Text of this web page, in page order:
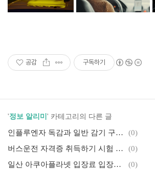
공감 구독하기
'정보 알리미 ' 카테고리의 다른 글
인플루엔자 독감과 일반 감기 구분하기
(0)
버스운전 자격증 취득하기 시험 일정 자격증명서 교부
(0)
일산 아쿠아플라넷 입장료 입장권 네이버, 쿠팡, 티몬, 위메프 비교
(0)